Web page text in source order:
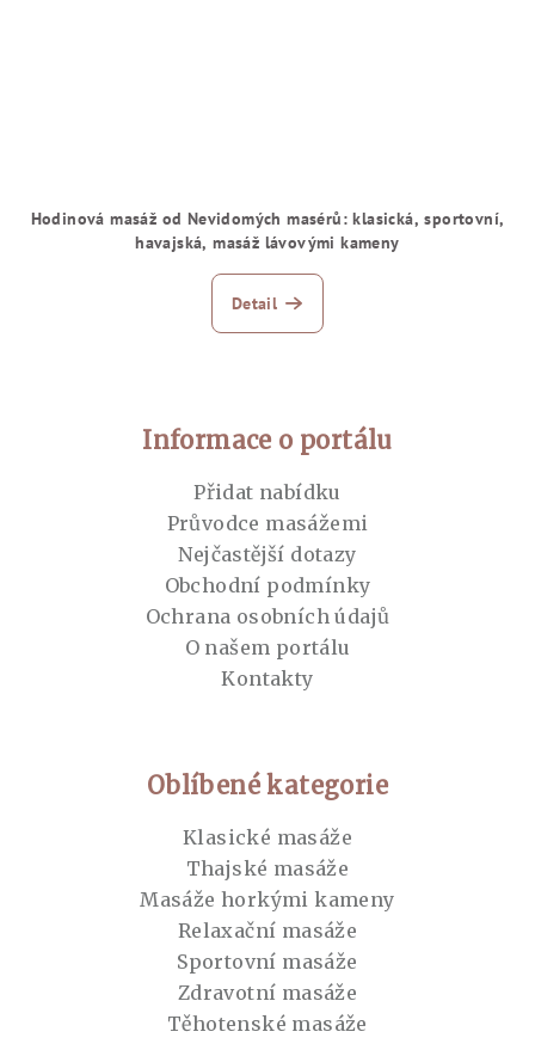
Hodinová masáž od Nevidomých masérů: klasická, sportovní,
havajská, masáž lávovými kameny
Detail
Informace o portálu
Přidat nabídku
Průvodce masážemi
Nejčastější dotazy
Obchodní podmínky
Ochrana osobních údajů
O našem portálu
Kontakty
Oblíbené kategorie
Klasické masáže
Thajské masáže
Masáže horkými kameny
Relaxační masáže
Sportovní masáže
Zdravotní masáže
Těhotenské masáže